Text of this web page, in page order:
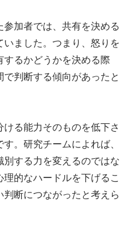
加者では、共有を決める
ました。つまり、怒りを
るかどうかを決める際
判断する傾向があったと
る能力そのものを低下さ
。研究チームによれば、
する力を変えるのではな
的なハードルを下げるこ
断につながったと考えら